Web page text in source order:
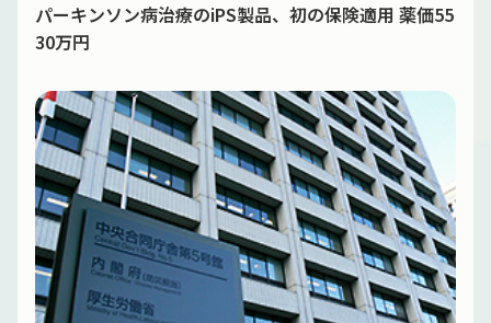
パーキンソン病治療のiPS製品、初の保険適用 薬価55
30万円